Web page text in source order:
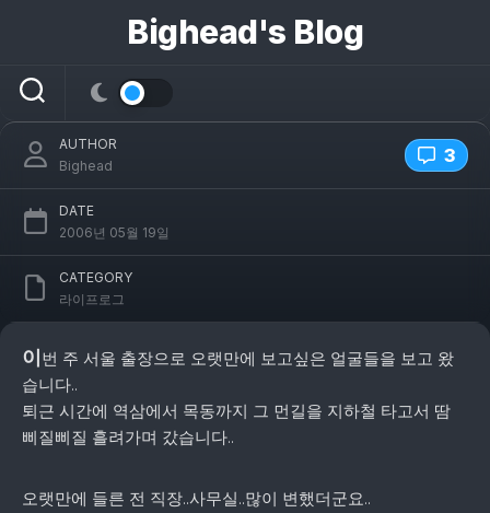
너
Bighead's Blog
기분 좋은 사람들..
3
AUTHOR
Bighead
DATE
2006년 05월 19일
CATEGORY
라이프로그
이 번 주 서울 출장으로 오랫만에 보고싶은 얼굴들을 보고 왔
습니다..
퇴근 시간에 역삼에서 목동까지 그 먼길을 지하철 타고서 땀
삐질삐질 흘려가며 갔습니다..
오랫만에 들른 전 직장..사무실..많이 변했더군요..